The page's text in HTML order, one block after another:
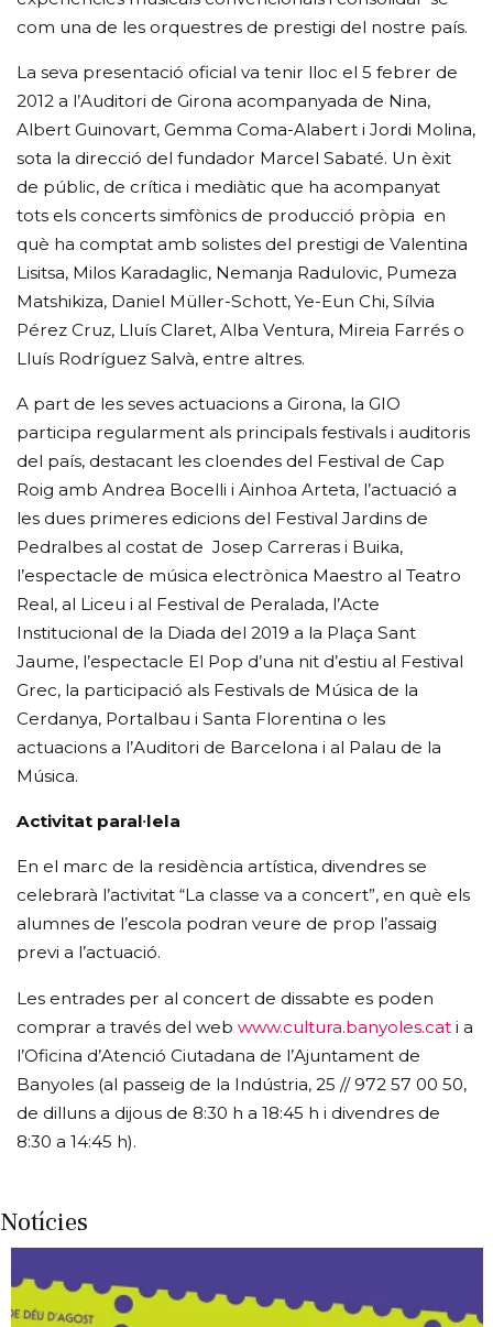
com una de les orquestres de prestigi del nostre país.
La seva presentació oficial va tenir lloc el 5 febrer de
2012 a l’Auditori de Girona acompanyada de Nina,
Albert Guinovart, Gemma Coma-Alabert i Jordi Molina,
sota la direcció del fundador Marcel Sabaté. Un èxit
de públic, de crítica i mediàtic que ha acompanyat
tots els concerts simfònics de producció pròpia en
què ha comptat amb solistes del prestigi de Valentina
Lisitsa, Milos Karadaglic, Nemanja Radulovic, Pumeza
Matshikiza, Daniel Müller-Schott, Ye-Eun Chi, Sílvia
Pérez Cruz, Lluís Claret, Alba Ventura, Mireia Farrés o
Lluís Rodríguez Salvà, entre altres.
A part de les seves actuacions a Girona, la GIO
participa regularment als principals festivals i auditoris
del país, destacant les cloendes del Festival de Cap
Roig amb Andrea Bocelli i Ainhoa Arteta, l’actuació a
les dues primeres edicions del Festival Jardins de
Pedralbes al costat de Josep Carreras i Buika,
l’espectacle de música electrònica Maestro al Teatro
Real, al Liceu i al Festival de Peralada, l’Acte
Institucional de la Diada del 2019 a la Plaça Sant
Jaume, l’espectacle El Pop d’una nit d’estiu al Festival
Grec, la participació als Festivals de Música de la
Cerdanya, Portalbau i Santa Florentina o les
actuacions a l’Auditori de Barcelona i al Palau de la
Música.
Activitat paral·lela
En el marc de la residència artística, divendres se
celebrarà l’activitat “La classe va a concert”, en què els
alumnes de l’escola podran veure de prop l’assaig
previ a l’actuació.
Les entrades per al concert de dissabte es poden
comprar a través del webwww.cultura.banyoles.cat i a
l’Oficina d’Atenció Ciutadana de l’Ajuntament de
Banyoles (al passeig de la Indústria, 25 // 972 57 00 50,
de dilluns a dijous de 8:30 h a 18:45 h i divendres de
8:30 a 14:45 h).
Notícies